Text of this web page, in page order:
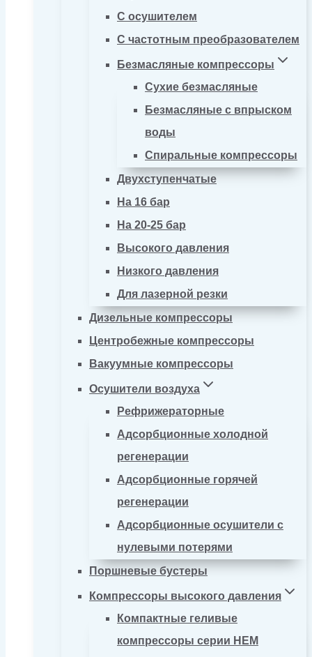
С осушителем
С частотным преобразователем
Безмасляные компрессоры
Сухие безмасляные
Безмасляные с впрыском
воды
Спиральные компрессоры
Двухступенчатые
На 16 бар
На 20-25 бар
Высокого давления
Низкого давления
Для лазерной резки
Дизельные компрессоры
Центробежные компрессоры
Вакуумные компрессоры
Осушители воздуха
Рефрижераторные
Адсорбционные холодной
регенерации
Адсорбционные горячей
регенерации
Адсорбционные осушители с
нулевыми потерями
Поршневые бустеры
Компрессоры высокого давления
Компактные геливые
компрессоры серии HEM